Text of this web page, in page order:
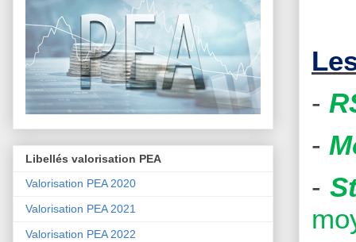
-
-
-
Libellés valorisation PEA
Valorisation PEA 2020
Valorisation PEA 2021
Valorisation PEA 2022